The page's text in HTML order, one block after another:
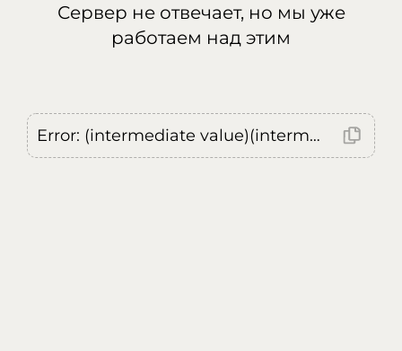
Сервер не отвечает, но мы уже
работаем над этим
Error: (intermediate value)(intermediate value)(intermediate value).replaceAll is not a function